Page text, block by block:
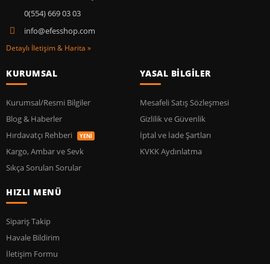
0(554) 669 03 03
info@efesshop.com
Detaylı İletişim & Harita »
KURUMSAL
Kurumsal/Resmi Bilgiler
Blog & Haberler
Hırdavatçı Rehberi
YENİ
Kargo, Ambar ve Sevk
Sıkça Sorulan Sorular
YASAL BİLGİLER
Mesafeli Satış Sözleşmesi
Gizlilik ve Güvenlik
İptal ve İade Şartları
KVKK Aydınlatma
HIZLI MENÜ
Sipariş Takip
Havale Bildirim
İletişim Formu